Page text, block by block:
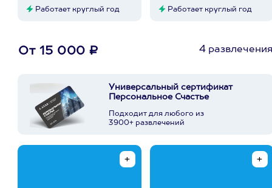
Работает круглый год Работает круглый год
От 15 000 ₽ 4
Универсальный сертификат
Персональное Счастье
Подходит для любого из
3900+ развлечений